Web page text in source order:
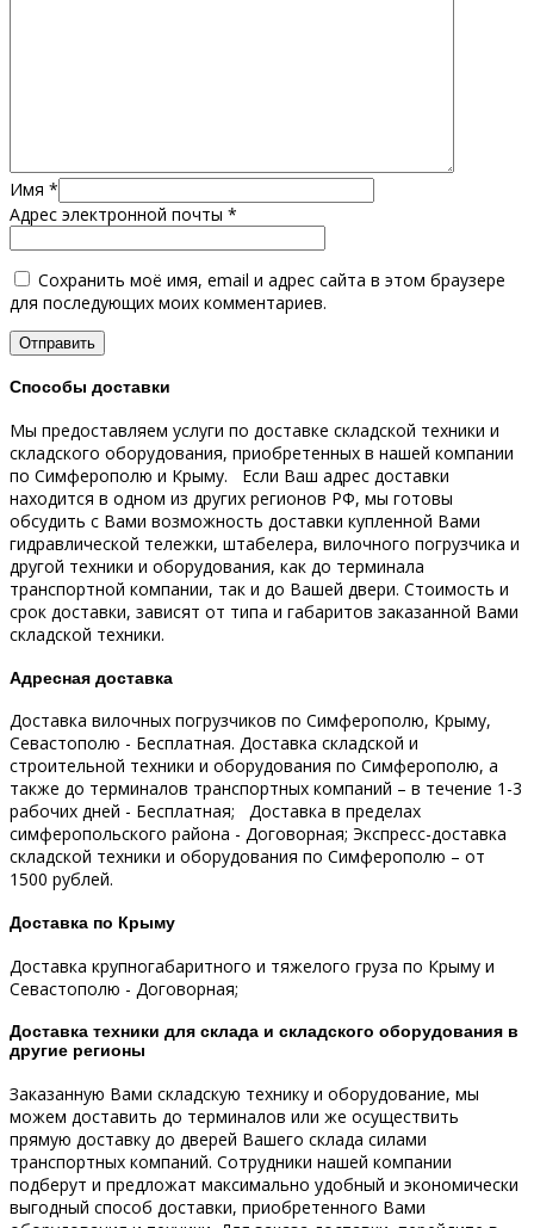
Имя *
Адрес электронной почты *
Сохранить моё имя, email и адрес сайта в этом браузере
для последующих моих комментариев.
Способы доставки
Мы предоставляем услуги по доставке складской техники и
складского оборудования, приобретенных в нашей компании
по Симферополю и Крыму.
Если Ваш адрес доставки
находится в одном из других регионов РФ, мы готовы
обсудить с Вами возможность доставки купленной Вами
гидравлической тележки, штабелера, вилочного погрузчика и
другой техники и оборудования, как до терминала
транспортной компании, так и до Вашей двери. Стоимость и
срок доставки, зависят от типа и габаритов заказанной Вами
складской техники.
Адресная доставка
Доставка вилочных погрузчиков по Симферополю, Крыму,
Севастополю - Бесплатная. Доставка складской и
строительной техники и оборудования по Симферополю, а
также до терминалов транспортных компаний – в течение 1-3
рабочих дней - Бесплатная; Доставка в пределах
симферопольского района - Договорная; Экспресс-доставка
складской техники и оборудования по Симферополю – от
1500 рублей.
Доставка по Крыму
Доставка крупногабаритного и тяжелого груза по Крыму и
Севастополю - Договорная;
Доставка техники для склада и складского оборудования в
другие регионы
Заказанную Вами складскую технику и оборудование, мы
можем доставить до терминалов или же осуществить
прямую доставку до дверей Вашего склада силами
транспортных компаний. Сотрудники нашей компании
подберут и предложат максимально удобный и экономически
выгодный способ доставки, приобретенного Вами